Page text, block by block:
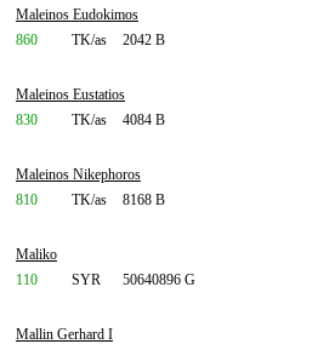
Maleinos Eudokimos
860
TK/as 2042 B
Maleinos Eustatios
830
TK/as 4084 B
Maleinos Nikephoros
810
TK/as 8168 B
Maliko
110
SYR 50640896 G
Mallin Gerhard I